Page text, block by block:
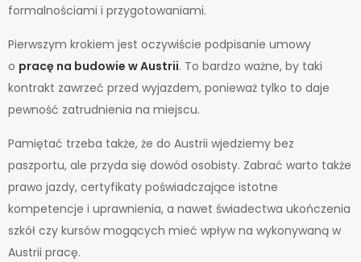
formalnościami i przygotowaniami.
Pierwszym krokiem jest oczywiście podpisanie umowy
o pracę na budowie w Austrii. To bardzo ważne, by taki
kontrakt zawrzeć przed wyjazdem, ponieważ tylko to daje
pewność zatrudnienia na miejscu.
Pamiętać trzeba także, że do Austrii wjedziemy bez
paszportu, ale przyda się dowód osobisty. Zabrać warto także
prawo jazdy, certyfikaty poświadczające istotne
kompetencje i uprawnienia, a nawet świadectwa ukończenia
szkół czy kursów mogących mieć wpływ na wykonywaną w
Austrii pracę.